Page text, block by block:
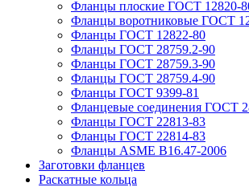
Фланцы плоские ГОСТ 12820-
Фланцы воротниковые ГОСТ
Фланцы ГОСТ 12822-80
Фланцы ГОСТ 28759.2-90
Фланцы ГОСТ 28759.3-90
Фланцы ГОСТ 28759.4-90
Фланцы ГОСТ 9399-81
Фланцевые соединения ГОСТ
Фланцы ГОСТ 22813-83
Фланцы ГОСТ 22814-83
Фланцы ASME B16.47-2006
Заготовки фланцев
Раскатные кольца